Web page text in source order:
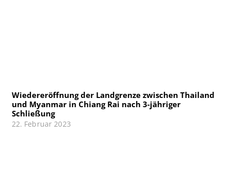
Wiedereröffnung der Landgrenze zwischen Thailand
und Myanmar in Chiang Rai nach 3-jähriger
Schließung
22. Februar 2023